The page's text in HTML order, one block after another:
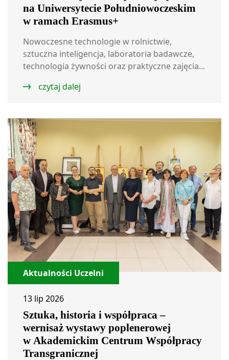
na Uniwersytecie Południowoczeskim
w ramach Erasmus+
Nowoczesne technologie w rolnictwie,
sztuczna inteligencja, laboratoria badawcze,
technologia żywności oraz praktyczne zajęcia...
czytaj dalej
Aktualności Uczelni
13 lip 2026
Sztuka, historia i współpraca –
wernisaż wystawy poplenerowej
w Akademickim Centrum Współpracy
Transgranicznej